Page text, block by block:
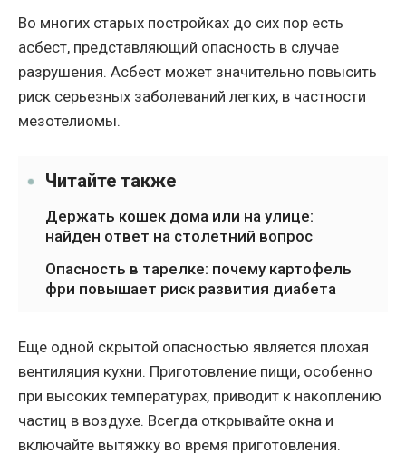
Во многих старых постройках до сих пор есть
асбест, представляющий опасность в случае
разрушения. Асбест может значительно повысить
риск серьезных заболеваний легких, в частности
мезотелиомы.
Читайте также
Держать кошек дома или на улице:
найден ответ на столетний вопрос
Опасность в тарелке: почему картофель
фри повышает риск развития диабета
Еще одной скрытой опасностью является плохая
вентиляция кухни. Приготовление пищи, особенно
при высоких температурах, приводит к накоплению
частиц в воздухе. Всегда открывайте окна и
включайте вытяжку во время приготовления.